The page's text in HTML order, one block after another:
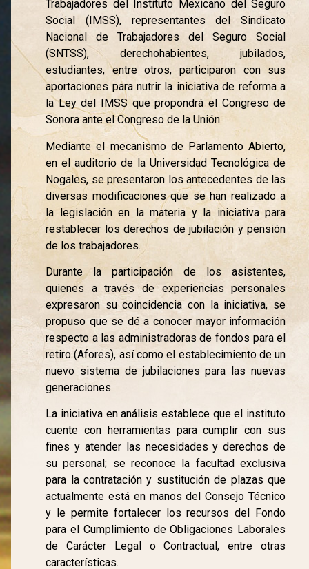
Trabajadores del Instituto Mexicano del Seguro
Social (IMSS), representantes del Sindicato
Nacional de Trabajadores del Seguro Social
(SNTSS), derechohabientes, jubilados,
estudiantes, entre otros, participaron con sus
aportaciones para nutrir la iniciativa de reforma a
la Ley del IMSS que propondrá el Congreso de
Sonora ante el Congreso de la Unión.
Mediante el mecanismo de Parlamento Abierto,
en el auditorio de la Universidad Tecnológica de
Nogales, se presentaron los antecedentes de las
diversas modificaciones que se han realizado a
la legislación en la materia y la iniciativa para
restablecer los derechos de jubilación y pensión
de los trabajadores.
Durante la participación de los asistentes,
quienes a través de experiencias personales
expresaron su coincidencia con la iniciativa, se
propuso que se dé a conocer mayor información
respecto a las administradoras de fondos para el
retiro (Afores), así como el establecimiento de un
nuevo sistema de jubilaciones para las nuevas
generaciones.
La iniciativa en análisis establece que el instituto
cuente con herramientas para cumplir con sus
fines y atender las necesidades y derechos de
su personal; se reconoce la facultad exclusiva
para la contratación y sustitución de plazas que
actualmente está en manos del Consejo Técnico
y le permite fortalecer los recursos del Fondo
para el Cumplimiento de Obligaciones Laborales
de Carácter Legal o Contractual, entre otras
características.